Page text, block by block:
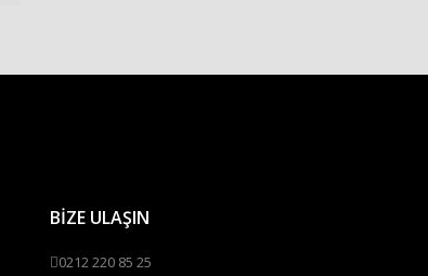
BİZE ULAŞIN
0212 220 85 25